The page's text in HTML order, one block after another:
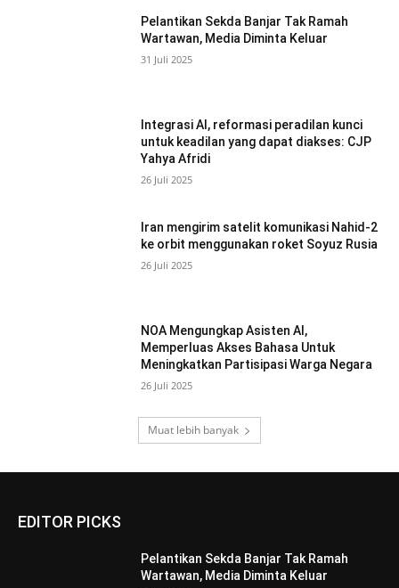
Pelantikan Sekda Banjar Tak Ramah
Wartawan, Media Diminta Keluar
31 Juli 2025
Integrasi AI, reformasi peradilan kunci
untuk keadilan yang dapat diakses: CJP
Yahya Afridi
26 Juli 2025
Iran mengirim satelit komunikasi Nahid-2
ke orbit menggunakan roket Soyuz Rusia
26 Juli 2025
NOA Mengungkap Asisten AI,
Memperluas Akses Bahasa Untuk
Meningkatkan Partisipasi Warga Negara
26 Juli 2025
Muat lebih banyak
EDITOR PICKS
Pelantikan Sekda Banjar Tak Ramah
Wartawan, Media Diminta Keluar